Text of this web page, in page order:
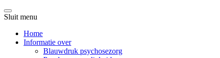
Sluit menu
Home
Informatie over
Blauwdruk psychosezorg